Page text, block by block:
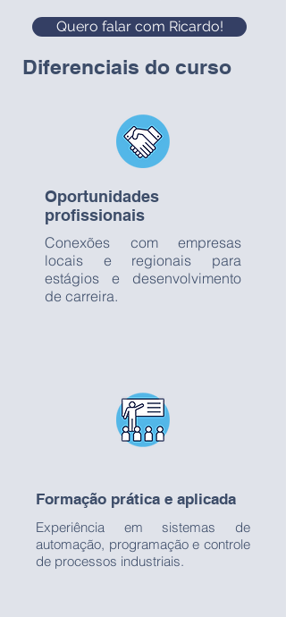
Quero falar com Ricardo!
Diferenciais do curso
Oportunidades
profissionais
Conexões com empresas
locais e regionais para
estágios e desenvolvimento
de carreira.
Formação prática e aplicada
Experiência em sistemas de
automação, programação e controle
de processos industriais.